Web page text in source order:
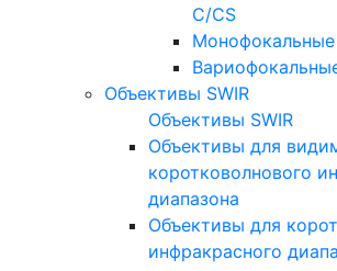
C/CS
Монофокальные
Объективы SWIR
Объективы SWIR
Объективы для
коротковолнового
диапазона
Объективы для
инфракрасного